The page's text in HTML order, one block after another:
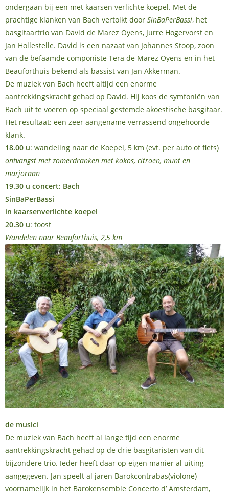
ondergaan bij een met kaarsen verlichte koepel. Met de
prachtige klanken van Bach vertolkt door SinBaPerBassi, het
basgitaartrio van David de Marez Oyens, Jurre Hogervorst en
Jan Hollestelle. David is een nazaat van Johannes Stoop, zoon
van de befaamde componiste Tera de Marez Oyens en in het
Beauforthuis bekend als bassist van Jan Akkerman.
De muziek van Bach heeft altijd een enorme
aantrekkingskracht gehad op David. Hij koos de symfoniën van
Bach uit te voeren op speciaal gestemde akoestische basgitaar.
Het resultaat: een zeer aangename verrassend ongehoorde
klank.
18.00 u: wandeling naar de Koepel, 5 km (evt. per auto of fiets)
ontvangst met zomerdranken met kokos, citroen, munt en
marjoraan
19.30 u concert: Bach
SinBaPerBassi
in kaarsenverlichte koepel
20.30 u: toost
Wandelen naar Beauforthuis, 2,5 km
de musici
De muziek van Bach heeft al lange tijd een enorme
aantrekkingskracht gehad op de drie basgitaristen van dit
bijzondere trio. Ieder heeft daar op eigen manier al uiting
aangegeven. Jan speelt al jaren Barokcontrabas(violone)
voornamelijk in het Barokensemble Concerto d’ Amsterdam,